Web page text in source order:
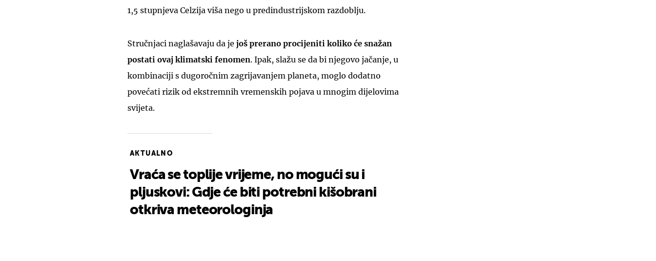
1,5 stupnjeva Celzija viša nego u predindustrijskom razdoblju.
Stručnjaci naglašavaju da je još prerano procijeniti koliko će snažan
postati ovaj klimatski fenomen. Ipak, slažu se da bi njegovo jačanje, u
kombinaciji s dugoročnim zagrijavanjem planeta, moglo dodatno
povećati rizik od ekstremnih vremenskih pojava u mnogim dijelovima
svijeta.
AKTUALNO
Vraća se toplije vrijeme, no mogući su i
pljuskovi: Gdje će biti potrebni kišobrani
otkriva meteorologinja